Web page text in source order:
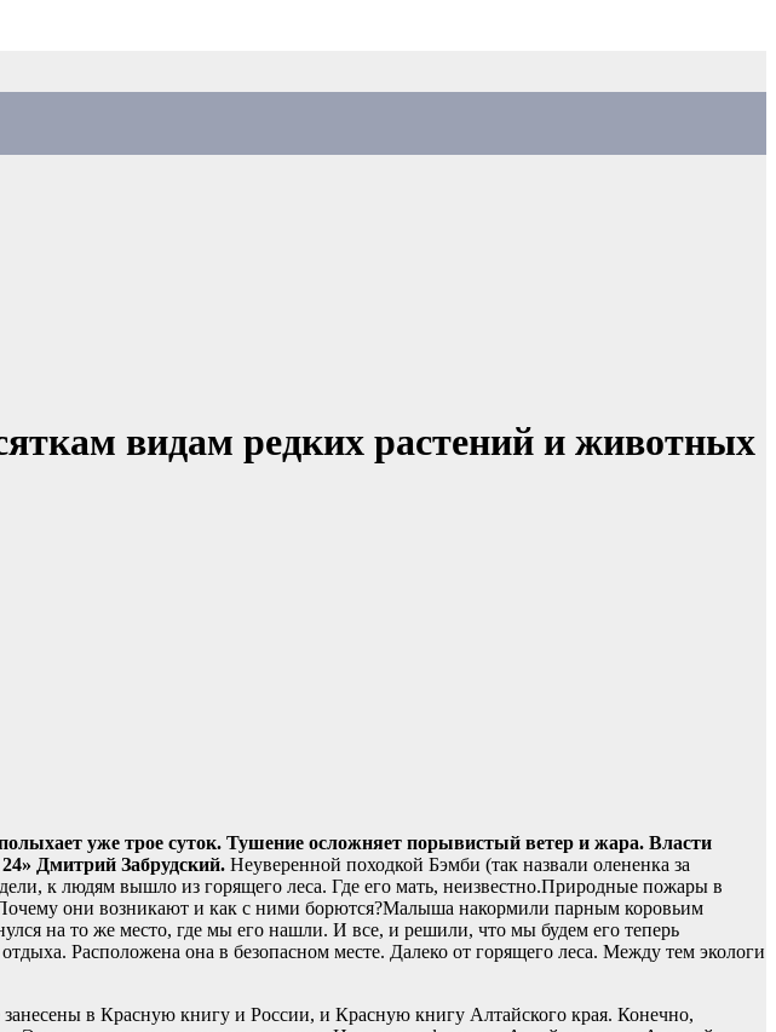
видам редких растений и животных
уже трое суток. Тушение осложняет порывистый ветер и жара. Власти
Дмитрий Забрудский. Неуверенной походкой Бэмби (так назвали олененка за
к людям вышло из горящего леса. Где его мать, неизвестно.Природные пожары в
они возникают и как с ними борются?Малыша накормили парным коровьим
на то же место, где мы его нашли. И все, и решили, что мы будем его теперь
Расположена она в безопасном месте. Далеко от горящего леса. Между тем экологи
в Красную книгу и России, и Красную книгу Алтайского края. Конечно,